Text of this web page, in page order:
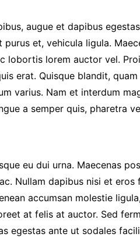
Santé
Société
Sports
augue et dapibus
purus et, vehicula ligula.
lobortis lorem auctor vel.
erat. Quisque blandit,
varius. Nam et interdum
a semper quis, pharetra
eu dui urna. Maecenas
Nullam dapibus nisi et
accumsan molestie
at felis at auctor. Sed
egestas ante ut sodales